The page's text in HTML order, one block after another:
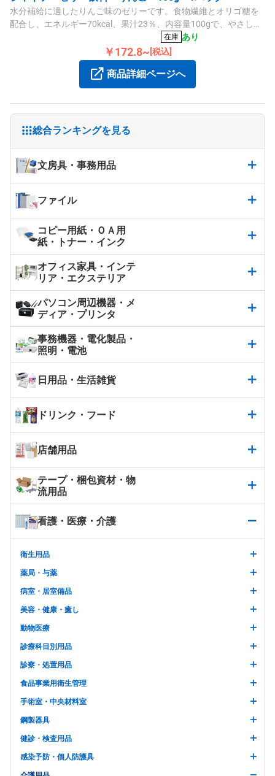
総合ランキングを見る
文房具・事務用品
ファイル
コピー用紙・ＯＡ用
紙・トナー・インク
オフィス家具・インテ
リア・エクステリア
パソコン周辺機器・メ
ディア・プリンタ
事務機器・電化製品・
照明・電池
日用品・生活雑貨
ドリンク・フード
店舗用品
テープ・梱包資材・物
流用品
看護・医療・介護
衛生用品
薬局・与薬
病室・居室備品
美容・健康・癒し
動物医療
診療科目別用品
診察・処置用品
食品事業用衛生管理
手術室・中央材料室
鋼製器具
健診・検査用品
感染予防・個人防護具
水分補給に適したりんご味のゼリーです。食物繊維とオリゴ糖を
配合し、エネルギー70kcal、果汁23％、内容量100gで、やさしく
おなかに負担をかけずにお召し上がりいただけます。
在庫 あり
￥172.8~ [税込]
商品詳細ページへ